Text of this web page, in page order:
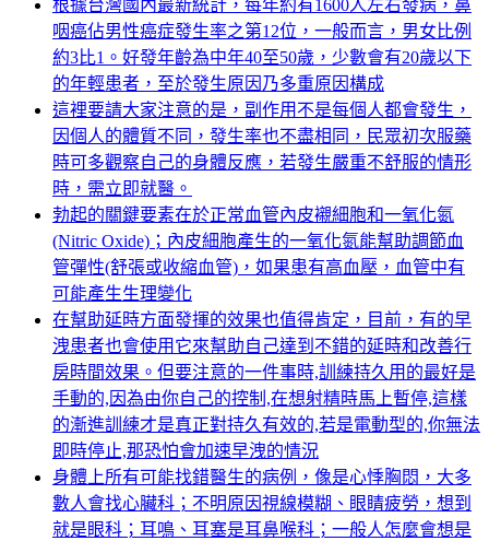
根據台灣國內最新統計，每年約有1600人左右發病，鼻
咽癌佔男性癌症發生率之第12位，一般而言，男女比例
約3比1。好發年齡為中年40至50歲，少數會有20歲以下
的年輕患者，至於發生原因乃多重原因構成
這裡要請大家注意的是，副作用不是每個人都會發生，
因個人的體質不同，發生率也不盡相同，民眾初次服藥
時可多觀察自己的身體反應，若發生嚴重不舒服的情形
時，需立即就醫。
勃起的關鍵要素在於正常血管內皮襯細胞和一氧化氮
(Nitric Oxide)；內皮細胞產生的一氧化氮能幫助調節血
管彈性(舒張或收縮血管)，如果患有高血壓，血管中有
可能產生生理變化
在幫助延時方面發揮的效果也值得肯定，目前，有的早
洩患者也會使用它來幫助自己達到不錯的延時和改善行
房時間效果。但要注意的一件事時,訓練持久用的最好是
手動的,因為由你自己的控制,在想射精時馬上暫停,這樣
的漸進訓練才是真正對持久有效的,若是電動型的,你無法
即時停止,那恐怕會加速早洩的情況
身體上所有可能找錯醫生的病例，像是心悸胸悶，大多
數人會找心臟科；不明原因視線模糊、眼睛疲勞，想到
就是眼科；耳鳴、耳塞是耳鼻喉科；一般人怎麼會想是